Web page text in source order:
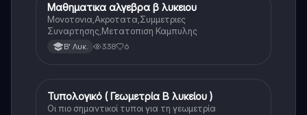
Μαθηματικά
Μαθηματικα αλγεβρα β λυκειου
Μονοτονια,Ακροτατα,Συμμετριες
Συναρτησης,Μετατοπιση Καμπυλης
Β' Λυκ. 338 6
Μαθηματικά
Τυπολογικό ( Γεωμετρία Β λυκείου )
Οι πιο σημαντικοί τυποι για τη γεωμετρία